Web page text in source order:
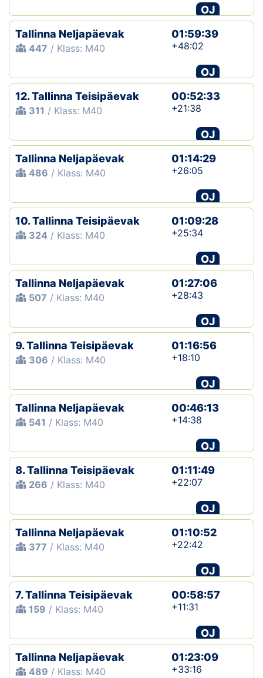
OJ
Tallinna Neljapäevak
447 / Klass: M40
01:59:39
+48:02
OJ
12. Tallinna Teisipäevak
311 / Klass: M40
00:52:33
+21:38
OJ
Tallinna Neljapäevak
486 / Klass: M40
01:14:29
+26:05
OJ
10. Tallinna Teisipäevak
324 / Klass: M40
01:09:28
+25:34
OJ
Tallinna Neljapäevak
507 / Klass: M40
01:27:06
+28:43
OJ
9. Tallinna Teisipäevak
306 / Klass: M40
01:16:56
+18:10
OJ
Tallinna Neljapäevak
541 / Klass: M40
00:46:13
+14:38
OJ
8. Tallinna Teisipäevak
266 / Klass: M40
01:11:49
+22:07
OJ
Tallinna Neljapäevak
377 / Klass: M40
01:10:52
+22:42
OJ
7. Tallinna Teisipäevak
159 / Klass: M40
00:58:57
+11:31
OJ
Tallinna Neljapäevak
489 / Klass: M40
01:23:09
+33:16